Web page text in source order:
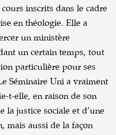
inscrits dans le cadre
en théologie. Elle a
un ministère
un certain temps, tout
particulière pour ses
Séminaire Uni a vraiment
t-elle, en raison de son
la justice sociale et d’une
mais aussi de la façon